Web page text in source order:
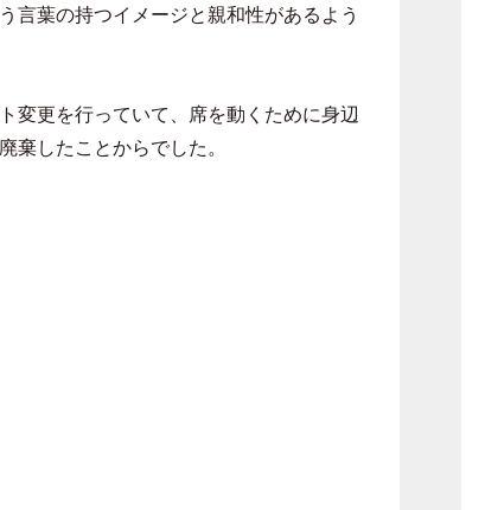
言葉の持つイメージと親和性があるよう
変更を行っていて、席を動くために身辺
したことからでした。